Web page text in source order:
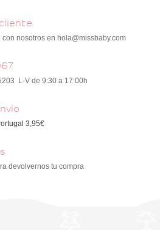
con nosotros en hola@missbaby.com
L-V de 9:30 a 17:00h
3,95€
devolvernos tu compra